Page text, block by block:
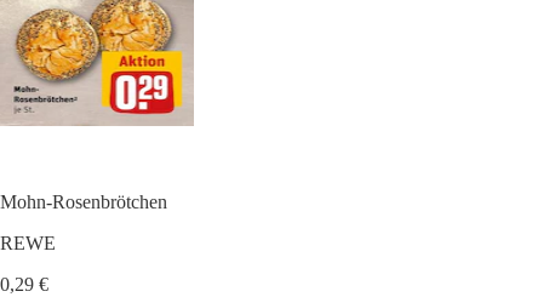
Mohn-Rosenbrötchen
REWE
0,29 €